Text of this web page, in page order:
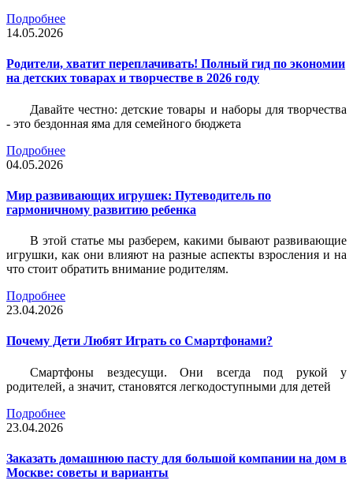
Подробнее
14.05.2026
Родители, хватит переплачивать! Полный гид по экономии
на детских товарах и творчестве в 2026 году
Давайте честно: детские товары и наборы для творчества
- это бездонная яма для семейного бюджета
Подробнее
04.05.2026
Мир развивающих игрушек: Путеводитель по
гармоничному развитию ребенка
В этой статье мы разберем, какими бывают развивающие
игрушки, как они влияют на разные аспекты взросления и на
что стоит обратить внимание родителям.
Подробнее
23.04.2026
Почему Дети Любят Играть со Смартфонами?
Смартфоны вездесущи. Они всегда под рукой у
родителей, а значит, становятся легкодоступными для детей
Подробнее
23.04.2026
Заказать домашнюю пасту для большой компании на дом в
Москве: советы и варианты